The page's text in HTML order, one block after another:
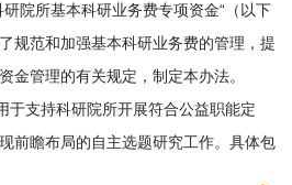
院所基本科研业务费专项资金“（以下
规范和加强基本科研业务费的管理，提
金管理的有关规定，制定本办法。
支持科研院所开展符合公益职能定
前瞻布局的自主选题研究工作。具体包